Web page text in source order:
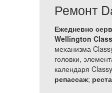
Ремонт
Ежедневно
Wellington
механизма
головки,
календаря
репассаж;